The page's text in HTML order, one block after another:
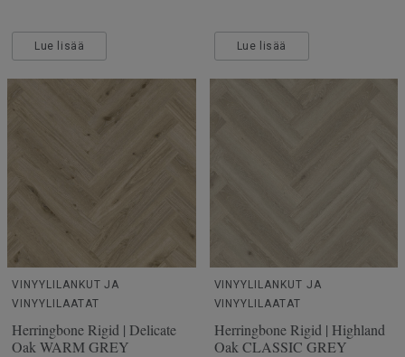
Lue lisää Lue lisää
VINYYLILANKUT JA
VINYYLILAATAT
Herringbone Rigid | Delicate
Oak WARM GREY
VINYYLILANKUT JA
VINYYLILAATAT
Herringbone Rigid | Highland
Oak CLASSIC GREY